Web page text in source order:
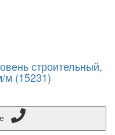
строительный,
м (15231)